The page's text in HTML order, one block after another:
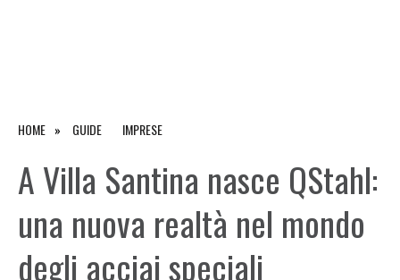
HOME GUIDE IMPRESE
A Villa Santina nasce QStahl:
una nuova realtà nel mondo
degli acciai speciali